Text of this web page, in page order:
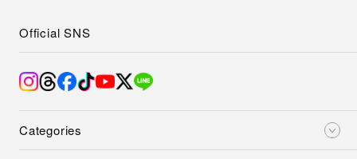
Categories
Official SNS